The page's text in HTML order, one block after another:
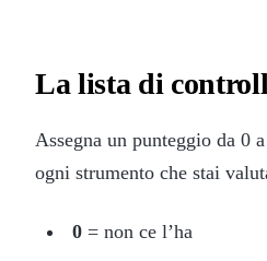
La lista di
Assegna un punteggio da 0
ogni strumento che stai
0= non ce l’ha